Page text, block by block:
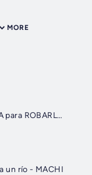
MORE
Acabaron con la vida de LILIANA para ROBARLE sus CRIPTOMONEDAS - MACHI
un río - MACHI